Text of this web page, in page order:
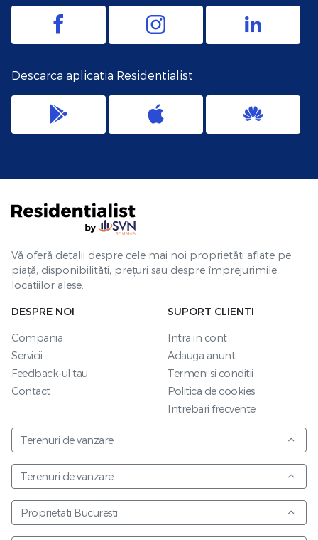
Descarca aplicatia Residentialist
Vă oferă detalii despre cele mai noi proprietăți aflate pe
piață, disponibilități, prețuri sau despre împrejurimile
locațiilor alese.
DESPRE NOI
Compania
Servicii
Feedback-ul tau
Contact
SUPORT CLIENTI
Intra in cont
Adauga anunt
Termeni si conditii
Politica de cookies
Intrebari frecvente
Terenuri de vanzare
Terenuri de vanzare
Proprietati Bucuresti